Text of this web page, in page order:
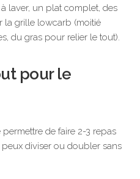
à laver, un plat complet, des
la grille lowcarb (moitié
du gras pour relier le tout).
pour le
de faire 2-3 repas
diviser ou doubler sans